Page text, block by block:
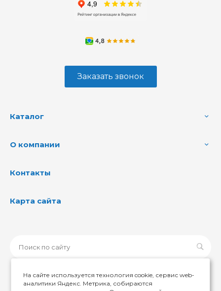
Заказать звонок
Каталог
О компании
Контакты
Карта сайта
На сайте используется технология cookie, сервис web-
аналитики Яндекс. Метрика, собираются